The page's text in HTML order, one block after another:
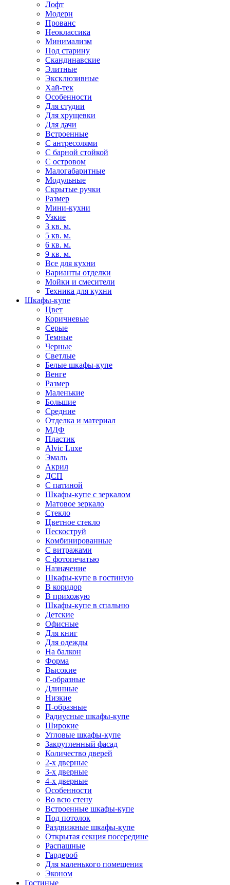
Лофт
Модерн
Прованс
Неоклассика
Минимализм
Под старину
Скандинавские
Элитные
Эксклюзивные
Хай-тек
Особенности
Для студии
Для хрущевки
Для дачи
Встроенные
С антресолями
С барной стойкой
С островом
Малогабаритные
Модульные
Скрытые ручки
Размер
Мини-кухни
Узкие
3 кв. м.
5 кв. м.
6 кв. м.
9 кв. м.
Все для кухни
Варианты отделки
Мойки и смесители
Техника для кухни
Шкафы-купе
Цвет
Коричневые
Серые
Темные
Черные
Светлые
Белые шкафы-купе
Венге
Размер
Маленькие
Большие
Средние
Отделка и материал
МДФ
Пластик
Alvic Luxe
Эмаль
Акрил
ДСП
С патиной
Шкафы-купе с зеркалом
Матовое зеркало
Стекло
Цветное стекло
Пескоструй
Комбинированные
С витражами
С фотопечатью
Назначение
Шкафы-купе в гостиную
В коридор
В прихожую
Шкафы-купе в спальню
Детские
Офисные
Для книг
Для одежды
На балкон
Форма
Высокие
Г-образные
Длинные
Низкие
П-образные
Радиусные шкафы-купе
Широкие
Угловые шкафы-купе
Закругленный фасад
Количество дверей
2-х дверные
3-х дверные
4-х дверные
Особенности
Во всю стену
Встроенные шкафы-купе
Под потолок
Раздвижные шкафы-купе
Открытая секция посередине
Распашные
Гардероб
Для маленького помещения
Эконом
Гостиные